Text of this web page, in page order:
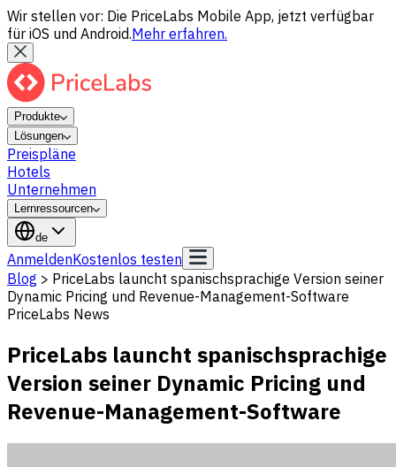
Wir stellen vor: Die PriceLabs Mobile App, jetzt verfügbar
für iOS und Android.Mehr erfahren.
Produkte
Lösungen
Preispläne
Hotels
Unternehmen
Lernressourcen
de
AnmeldenKostenlos testen
Blog > PriceLabs launcht spanischsprachige Version seiner
Dynamic Pricing und Revenue-Management-Software
PriceLabs News
PriceLabs launcht spanischsprachige
Version seiner Dynamic Pricing und
Revenue-Management-Software